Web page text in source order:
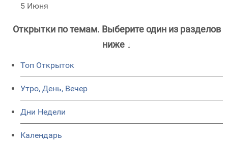
5 Июня
Открытки по темам. Выберите один из разделов
ниже ↓
Топ Открыток
Утро, День, Вечер
Дни Недели
Календарь